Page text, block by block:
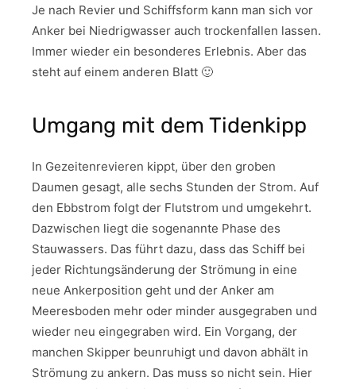
Je nach Revier und Schiffsform kann man sich vor
Anker bei Niedrigwasser auch trockenfallen lassen.
Immer wieder ein besonderes Erlebnis. Aber das
steht auf einem anderen Blatt 🙂
Umgang mit dem Tidenkipp
In Gezeitenrevieren kippt, über den groben
Daumen gesagt, alle sechs Stunden der Strom. Auf
den Ebbstrom folgt der Flutstrom und umgekehrt.
Dazwischen liegt die sogenannte Phase des
Stauwassers. Das führt dazu, dass das Schiff bei
jeder Richtungsänderung der Strömung in eine
neue Ankerposition geht und der Anker am
Meeresboden mehr oder minder ausgegraben und
wieder neu eingegraben wird. Ein Vorgang, der
manchen Skipper beunruhigt und davon abhält in
Strömung zu ankern. Das muss so nicht sein. Hier